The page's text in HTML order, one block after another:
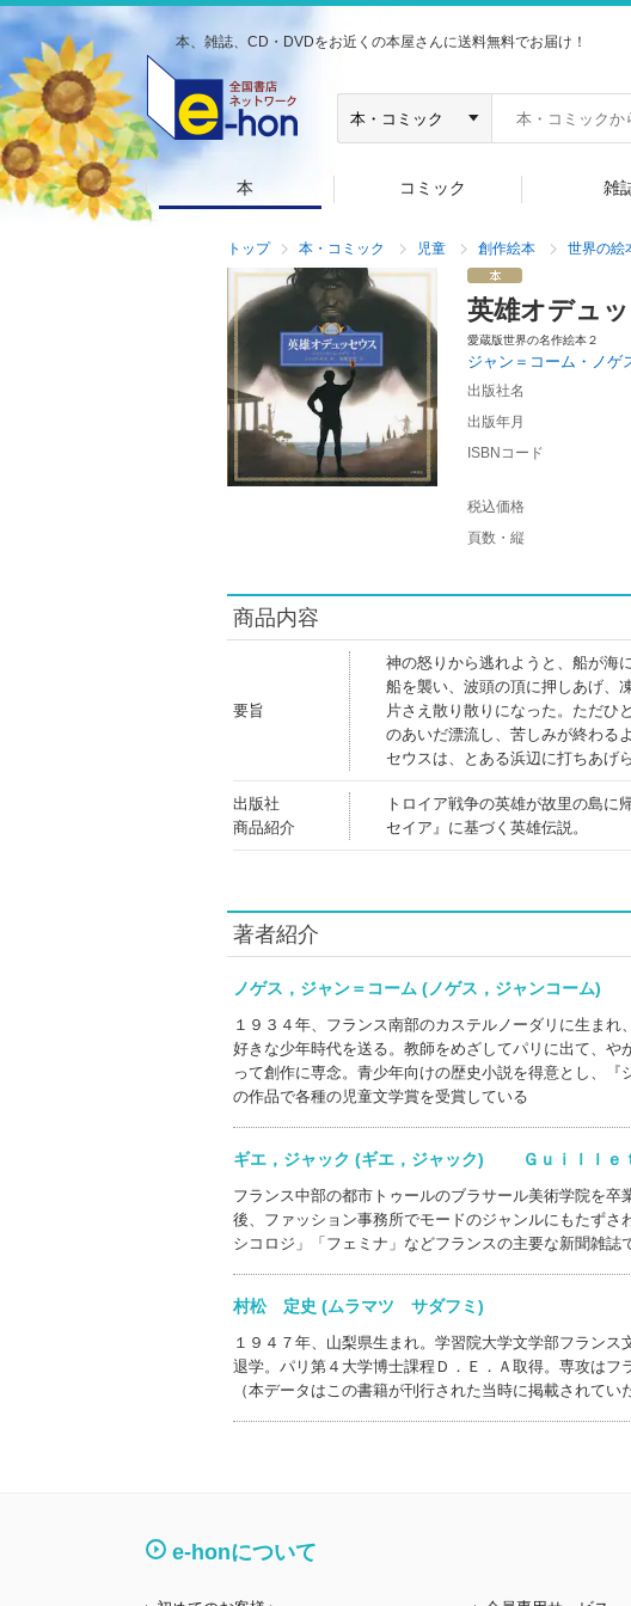
本、雑誌、CD・DVDをお近くの本屋さんに送料無料でお届け！
本 コミック 雑
トップ 本・コミック 児童 創作絵本 世界の絵
英雄オデュ
愛蔵版世界の名作絵本２
ジャン＝コーム・ノ
出版社名
出版年月
ISBNコード
税込価格
頁数・縦
商品内容
要旨
神の怒りから逃れようと、船が海
船を襲い、波頭の頂に押しあげ、
片さえ散り散りになった。ただひ
のあいだ漂流し、苦しみが終わる
セウスは、とある浜辺に打ちあげら
出版社
商品紹介
トロイア戦争の英雄が故里の島に
セイア』に基づく英雄伝説。
著者紹介
ノゲス，ジャン＝コーム (ノゲス，ジャンコーム)
１９３４年、フランス南部のカステルノーダリに生ま
好きな少年時代を送る。教師をめざしてパリに出て、
って創作に専念。青少年向けの歴史小説を得意とし、
の作品で各種の児童文学賞を受賞している
ギエ，ジャック (ギエ，ジャック) Ｇｕｉｌｌｅ
フランス中部の都市トゥールのブラサール美術学院を
後、ファッション事務所でモードのジャンルにもたず
シコロジ」「フェミナ」などフランスの主要な新聞雑
村松 定史 (ムラマツ サダフミ)
１９４７年、山梨県生まれ。学習院大学文学部フラン
退学。パリ第４大学博士課程Ｄ．Ｅ．Ａ取得。専攻は
（本データはこの書籍が刊行された当時に掲載されてい
e-honについて